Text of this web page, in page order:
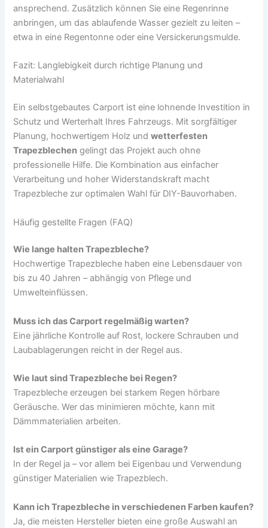
ansprechend. Zusätzlich können Sie eine Regenrinne
anbringen, um das ablaufende Wasser gezielt zu leiten –
etwa in eine Regentonne oder eine Versickerungsmulde.
Fazit: Langlebigkeit durch richtige Planung und
Materialwahl
Ein selbstgebautes Carport ist eine lohnende Investition in
Schutz und Werterhalt Ihres Fahrzeugs. Mit sorgfältiger
Planung, hochwertigem Holz undwetterfesten
Trapezblechen gelingt das Projekt auch ohne
professionelle Hilfe. Die Kombination aus einfacher
Verarbeitung und hoher Widerstandskraft macht
Trapezbleche zur optimalen Wahl für DIY-Bauvorhaben.
Häufig gestellte Fragen (FAQ)
Wie lange halten Trapezbleche?
Hochwertige Trapezbleche haben eine Lebensdauer von
bis zu 40 Jahren – abhängig von Pflege und
Umwelteinflüssen.
Muss ich das Carport regelmäßig warten?
Eine jährliche Kontrolle auf Rost, lockere Schrauben und
Laubablagerungen reicht in der Regel aus.
Wie laut sind Trapezbleche bei Regen?
Trapezbleche erzeugen bei starkem Regen hörbare
Geräusche. Wer das minimieren möchte, kann mit
Dämmmaterialien arbeiten.
Ist ein Carport günstiger als eine Garage?
In der Regel ja – vor allem bei Eigenbau und Verwendung
günstiger Materialien wie Trapezblech.
Kann ich Trapezbleche in verschiedenen Farben kaufen?
Ja, die meisten Hersteller bieten eine große Auswahl an